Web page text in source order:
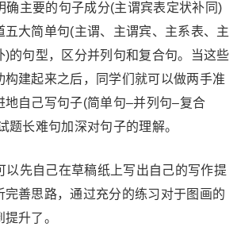
确主要的句子成分(主谓宾表定状补同)
五大简单句(主谓、主谓宾、主系表、主
)的句型，区分并列句和复合句。当这些
构建起来之后，同学们就可以做两手准
地自己写句子(简单句–并列句–复合
题长难句加深对句子的理解。
以先自己在草稿纸上写出自己的写作提
完善思路，通过充分的练习对于图画的
升了。